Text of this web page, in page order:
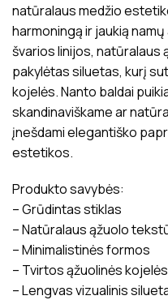
natūralaus medžio
harmoningą ir jaukią
švarios linijos, natūralaus
pakylėtas siluetas, kurį
kojelės. Nanto baldai
skandinaviškame ar
įnešdami elegantiško
estetikos.
Produkto savybės:
– Grūdintas stiklas
– Natūralaus ąžuolo
– Minimalistinės formos
– Tvirtos ąžuolinės kojelės
– Lengvas vizualinis